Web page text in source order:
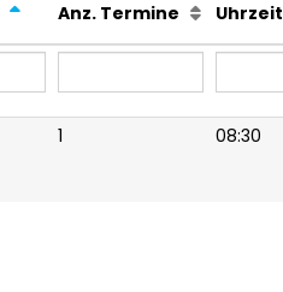
Anz. Termine Uhrzeit
1 08:30